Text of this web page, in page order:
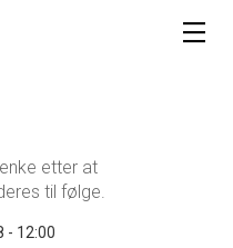
etter at
til følge.
- 12:00